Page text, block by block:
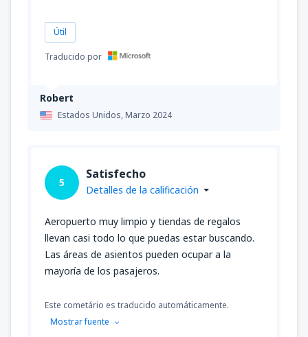
Robert
Estados Unidos,Marzo 2024
Útil
Traducido por
5
Satisfecho
Detalles de la calificación
Aeropuerto muy limpio y tiendas de regalos
llevan casi todo lo que puedas estar buscando.
Las áreas de asientos pueden ocupar a la
mayoría de los pasajeros.
Este cometário es traducido automáticamente.
Mostrar fuente